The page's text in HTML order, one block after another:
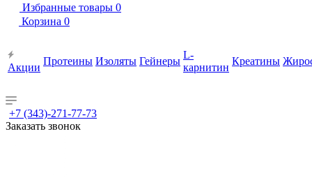
Избранные товары 0
Корзина 0
Акции
Протеины Изоляты Гейнеры
L-
карнитин
Креатины
+7 (343)-271-77-73
Заказать звонок